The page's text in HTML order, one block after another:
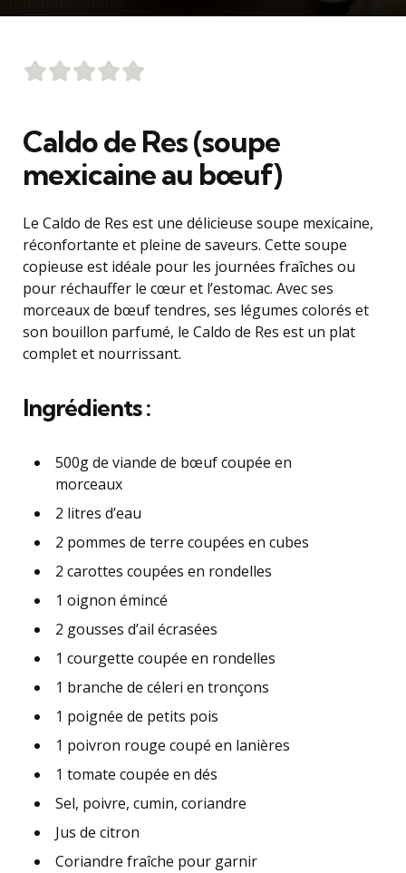
Caldo de Res (soupe
mexicaine au bœuf)
Le Caldo de Res est une délicieuse soupe mexicaine,
réconfortante et pleine de saveurs. Cette soupe
copieuse est idéale pour les journées fraîches ou
pour réchauffer le cœur et l’estomac. Avec ses
morceaux de bœuf tendres, ses légumes colorés et
son bouillon parfumé, le Caldo de Res est un plat
complet et nourrissant.
Ingrédients :
500g de viande de bœuf coupée en
morceaux
2 litres d’eau
2 pommes de terre coupées en cubes
2 carottes coupées en rondelles
1 oignon émincé
2 gousses d’ail écrasées
1 courgette coupée en rondelles
1 branche de céleri en tronçons
1 poignée de petits pois
1 poivron rouge coupé en lanières
1 tomate coupée en dés
Sel, poivre, cumin, coriandre
Jus de citron
Coriandre fraîche pour garnir